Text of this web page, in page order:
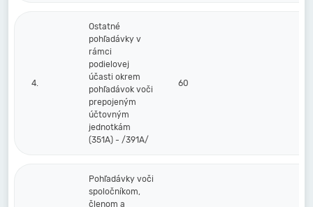
4.
Ostatné
pohľadávky v
rámci
podielovej
účasti okrem
pohľadávok voči
prepojeným
účtovným
jednotkám
(351A) - /391A/
60
Pohľadávky voči
spoločníkom,
členom a